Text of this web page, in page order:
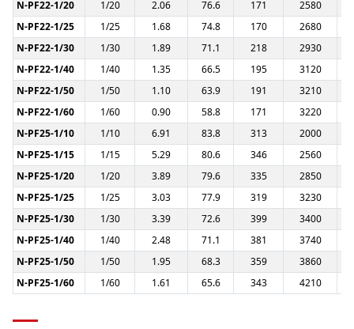
N-PF22-1/20
1/20 2.06 76.6 171
2580
N-PF22-1/25
1/25 1.68 74.8 170
2680
N-PF22-1/30
1/30 1.89 71.1 218
2930
N-PF22-1/40
1/40 1.35 66.5 195
3120
N-PF22-1/50
1/50 1.10 63.9 191
3210
N-PF22-1/60
1/60 0.90 58.8 171
3220
N-PF25-1/10
1/10 6.91 83.8 313
2000
N-PF25-1/15
1/15 5.29 80.6 346
2560
N-PF25-1/20
1/20 3.89 79.6 335
2850
N-PF25-1/25
1/25 3.03 77.9 319
3230
N-PF25-1/30
1/30 3.39 72.6 399
3400
N-PF25-1/40
1/40 2.48 71.1 381
3740
N-PF25-1/50
1/50 1.95 68.3 359
3860
N-PF25-1/60
1/60 1.61 65.6 343 4210